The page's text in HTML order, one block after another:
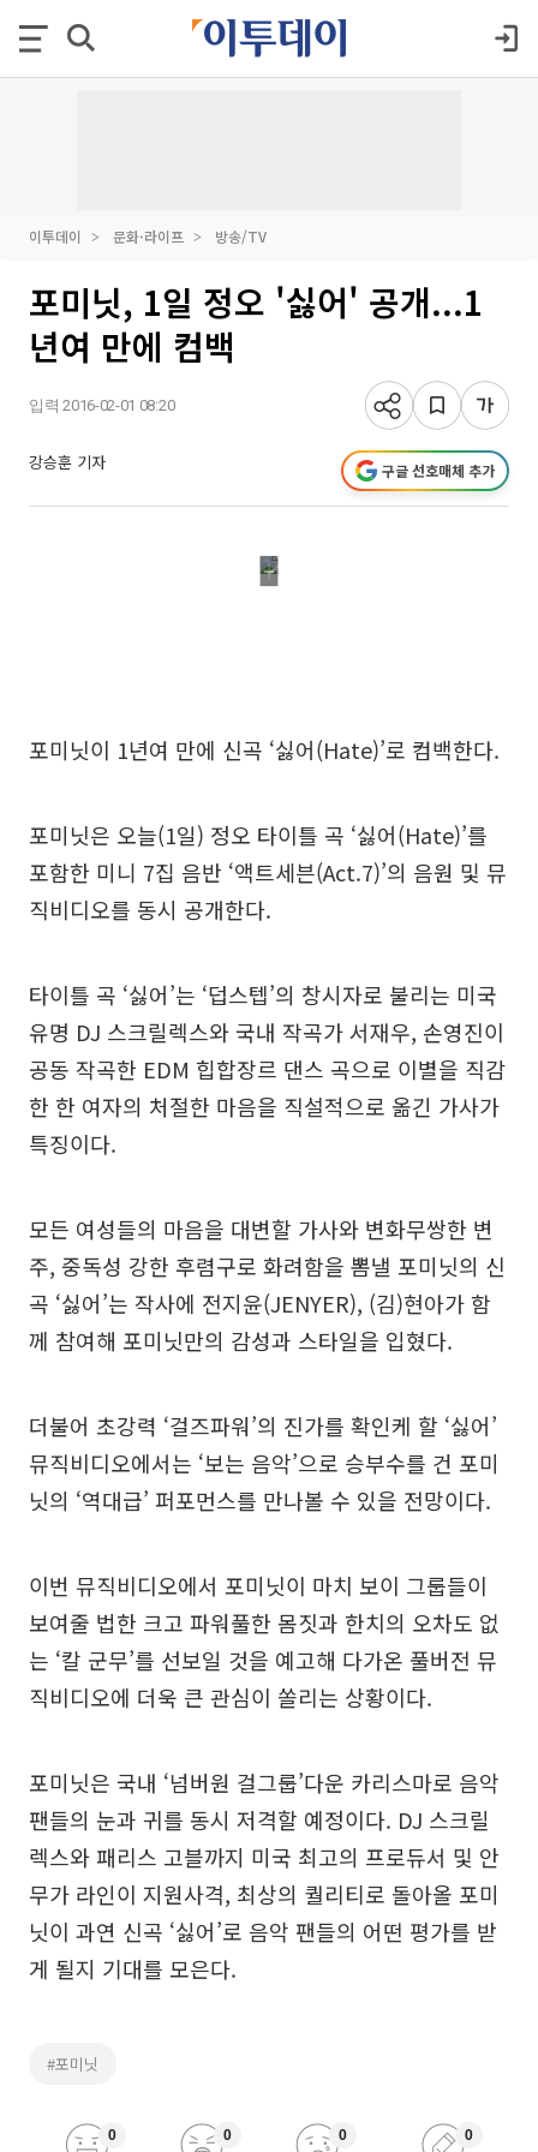
이투데이 문화·라이프 방송/TV
포미닛, 1일 정오 '싫어' 공개...1
년여 만에 컴백
입력 2016-02-01 08:20
강승훈 기자 구글 선호매체 추가
포미닛이 1년여 만에 신곡 ‘싫어(Hate)’로 컴백한다.
포미닛은 오늘(1일) 정오 타이틀 곡 ‘싫어(Hate)’를
포함한 미니 7집 음반 ‘액트세븐(Act.7)’의 음원 및 뮤
직비디오를 동시 공개한다.
타이틀 곡 ‘싫어’는 ‘덥스텝’의 창시자로 불리는 미국
유명 DJ 스크릴렉스와 국내 작곡가 서재우, 손영진이
공동 작곡한 EDM 힙합장르 댄스 곡으로 이별을 직감
한 한 여자의 처절한 마음을 직설적으로 옮긴 가사가
특징이다.
모든 여성들의 마음을 대변할 가사와 변화무쌍한 변
주, 중독성 강한 후렴구로 화려함을 뽐낼 포미닛의 신
곡 ‘싫어’는 작사에 전지윤(JENYER), (김)현아가 함
께 참여해 포미닛만의 감성과 스타일을 입혔다.
더불어 초강력 ‘걸즈파워’의 진가를 확인케 할 ‘싫어’
뮤직비디오에서는 ‘보는 음악’으로 승부수를 건 포미
닛의 ‘역대급’ 퍼포먼스를 만나볼 수 있을 전망이다.
이번 뮤직비디오에서 포미닛이 마치 보이 그룹들이
보여줄 법한 크고 파워풀한 몸짓과 한치의 오차도 없
는 ‘칼 군무’를 선보일 것을 예고해 다가온 풀버전 뮤
직비디오에 더욱 큰 관심이 쏠리는 상황이다.
포미닛은 국내 ‘넘버원 걸그룹’다운 카리스마로 음악
팬들의 눈과 귀를 동시 저격할 예정이다. DJ 스크릴
렉스와 패리스 고블까지 미국 최고의 프로듀서 및 안
무가 라인이 지원사격, 최상의 퀄리티로 돌아올 포미
닛이 과연 신곡 ‘싫어’로 음악 팬들의 어떤 평가를 받
게 될지 기대를 모은다.
#포미닛
0 0 0 0